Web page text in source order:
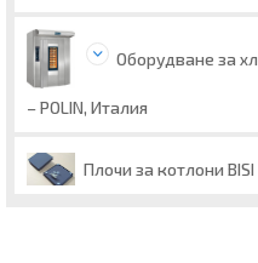
Оборудване за
– POLIN, Италия
Плочи за котлони BISI